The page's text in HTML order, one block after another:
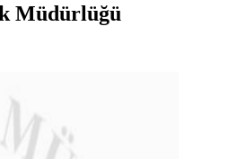
Müdürlüğü